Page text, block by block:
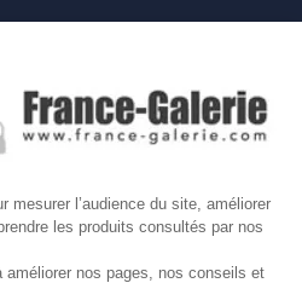
mesurer l’audience du site, améliorer
les produits consultés par nos
nos pages, nos conseils et
